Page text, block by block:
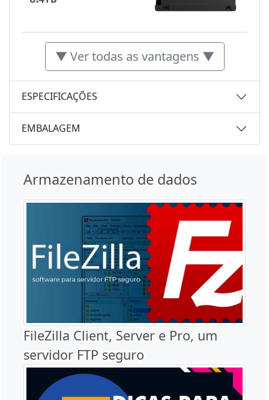
▼ Ver todas as vantagens ▼
ESPECIFICAÇÕES
EMBALAGEM
Armazenamento de dados
FileZilla Client, Server e Pro, um
servidor FTP seguro